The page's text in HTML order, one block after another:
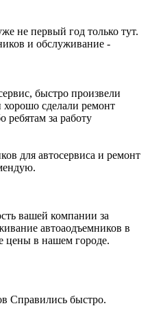
не первый год только тут.
и обслуживание -
быстро произвели
сделали ремонт
ребятам за работу
для автосервиса и ремонт
вашей компании за
автоаодъемников в
цены в нашем городе.
Справились быстро.